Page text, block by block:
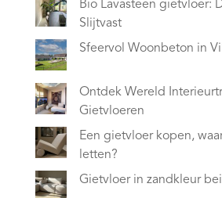
Bio Lavasteen gietvloer:
Slijtvast
Sfeervol Woonbeton in
Ontdek Wereld
Gietvloeren
Een gietvloer kopen,
letten?
Gietvloer in zandkleur